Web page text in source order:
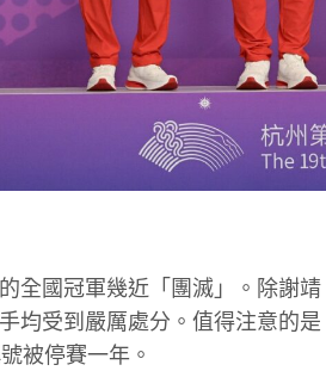
全國冠軍幾近「團滅」。除謝
均受到嚴厲處分。值得注意的
被停賽一年。